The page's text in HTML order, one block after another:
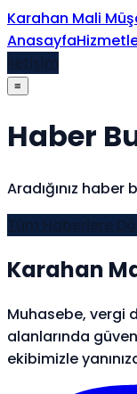
İçeriğe atla
Karahan Mali
Anasayfa
≡
Haber
Aradığınız haber
Karahan
Muhasebe, vergi
alanlarında
ekibimizle